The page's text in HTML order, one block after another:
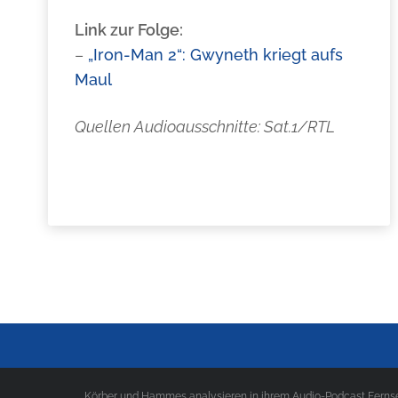
Link zur Folge:
– „Iron-Man 2“: Gwyneth kriegt aufs
Maul
Quellen Audioausschnitte: Sat.1/RTL